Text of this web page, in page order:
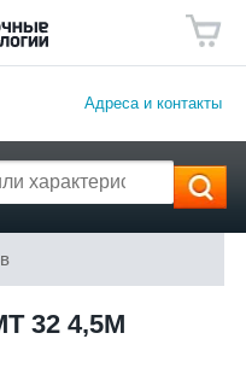
Адреса и контакты
32 4,5М